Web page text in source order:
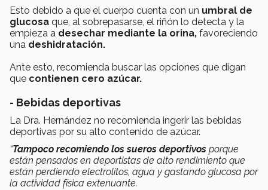
Esto debido a que el cuerpo cuenta con un umbral de
glucosa que, al sobrepasarse, el riñón lo detecta y la
empieza a desechar mediante la orina, favoreciendo
una deshidratación.
Ante esto, recomienda buscar las opciones que digan
que contienen cero azúcar.
- Bebidas deportivas
La Dra. Hernández no recomienda ingerir las bebidas
deportivas por su alto contenido de azúcar.
“Tampoco recomiendo los sueros deportivos porque
están pensados en deportistas de alto rendimiento que
están perdiendo electrolitos, agua y gastando glucosa por
la actividad física extenuante.